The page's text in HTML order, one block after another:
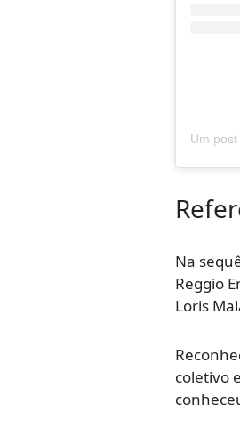
Na
Reggio
Loris
coletivo